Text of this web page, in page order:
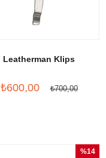
Leatherman Klips
₺600,00 ₺700,00
%14